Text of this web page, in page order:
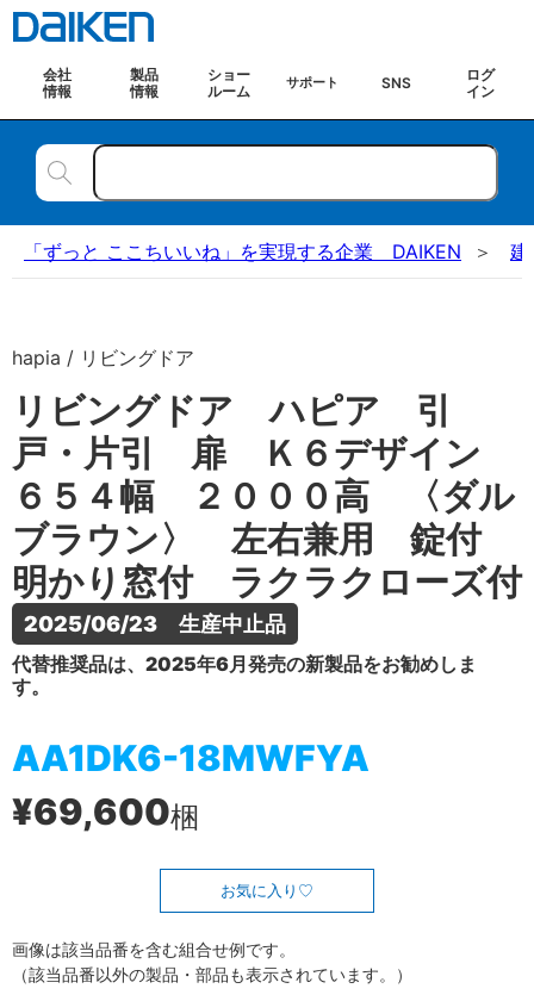
会社
情報
製品
情報
ショー
ルーム
サポート SNS
ログ
イン
「ずっと ここちいいね」を実現する企業 DAIKEN 建
hapia / リビングドア
リビングドア ハピア 引
戸・片引 扉 Ｋ６デザイン
６５４幅 ２０００高 〈ダル
ブラウン〉 左右兼用 錠付
明かり窓付 ラクラクローズ付
2025/06/23　生産中止品
代替推奨品は、2025年6月発売の新製品をお勧めしま
す。
AA1DK6-18MWFYA
¥69,600梱
お気に入り
画像は該当品番を含む組合せ例です。
（該当品番以外の製品・部品も表示されています。）